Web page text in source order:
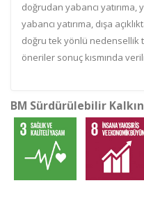
doğrudan yabancı
yabancı yatırıma, dışa
doğru tek yönlü nedensellik
öneriler sonuç kısmında
BM Sürdürülebilir